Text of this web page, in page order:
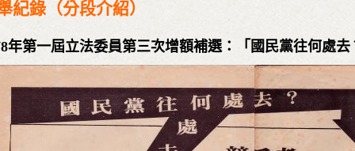
紀錄（分段介紹）
年第一屆立法委員第三次增額補選：「國民黨往何處去